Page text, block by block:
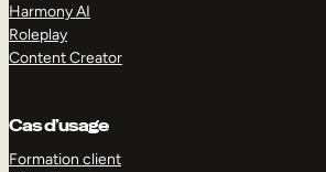
Harmony AI
Roleplay
Content Creator
Cas d’usage
Formation client